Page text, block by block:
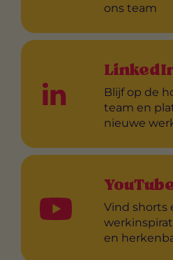
ons team
Blijf op de
team en
nieuwe
Vind shorts
en